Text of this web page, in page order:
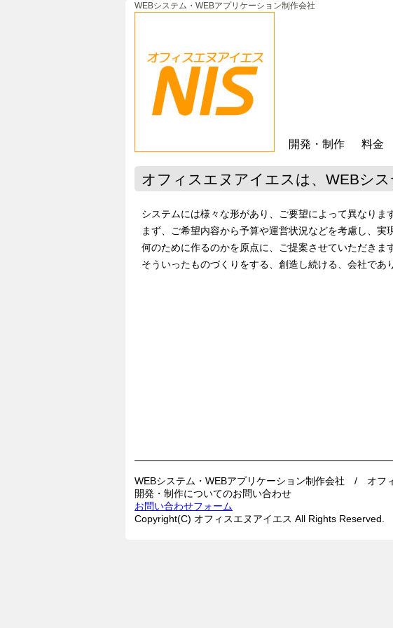
WEBシステム・WEBアプリケーション制作会社
開発・制作 料金
オフィスエヌアイエスは、WEBシ
システムには様々な形があり、ご要望によって異なりま
まず、ご希望内容から予算や運営状況などを考慮し、実
何のために作るのかを原点に、ご提案させていただきます
そういったものづくりをする、創造し続ける、会社であ
WEBシステム・WEBアプリケーション制作会社 / オフ
開発・制作についてのお問い合わせ
お問い合わせフォーム
Copyright(C) オフィスエヌアイエス All Rights Reserved.